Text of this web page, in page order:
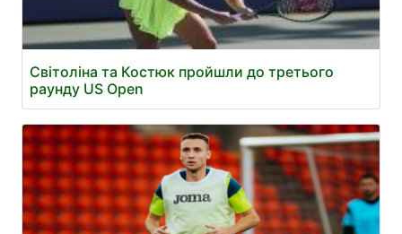
Світоліна та Костюк пройшли до третього
раунду US Open